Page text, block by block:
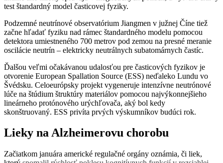
test štandardný model časticovej fyziky.
Podzemné neutrínové observatórium Jiangmen v južnej Číne tiež
začne hľadať fyziku nad rámec štandardného modelu pomocou
detektora umiestneného 700 metrov pod zemou na presné meranie
oscilácie neutrín – elektricky neutrálnych subatomárnych častíc.
Ďalšou veľmi očakávanou udalosťou pre časticových fyzikov je
otvorenie European Spallation Source (ESS) neďaleko Lundu vo
Švédsku. Celoeurópsky projekt vygeneruje intenzívne neutrónové
lúče na štúdium štruktúry materiálov pomocou najvýkonnejšieho
lineárneho protónového urýchľovača, aký bol kedy
skonštruovaný. ESS privíta prvých výskumníkov budúci rok.
Lieky na Alzheimerovu chorobu
Začiatkom januára americké regulačné orgány oznámia, či liek,